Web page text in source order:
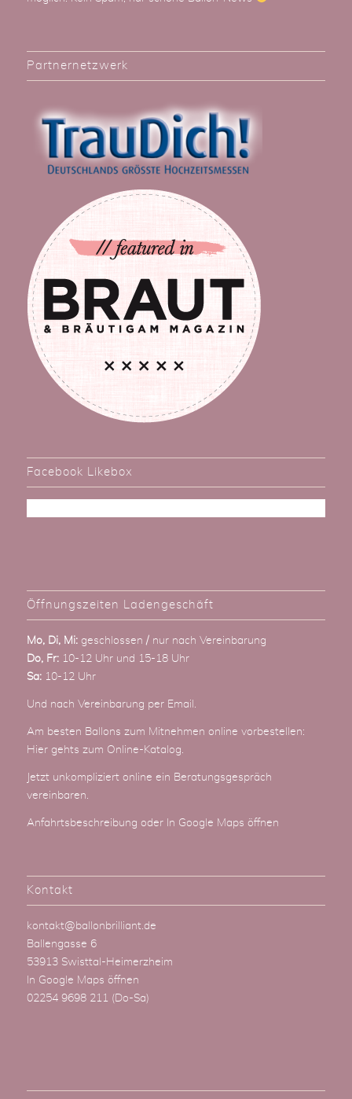
Partnernetzwerk
Facebook Likebox
Öffnungszeiten Ladengeschäft
Mo, Di, Mi:geschlossen / nur nach Vereinbarung
Do, Fr:10-12 Uhr und 15-18 Uhr
Sa:10-12 Uhr
Und nach Vereinbarung per Email .
Am besten Ballons zum Mitnehmen online vorbestellen:
Hier gehts zum Online-Katalog.
Jetzt unkompliziert online ein Beratungsgespräch
vereinbaren.
Anfahrtsbeschreibung oder In Google Maps öffnen
Kontakt
kontakt@ballonbrilliant.de
Ballengasse 6
53913 Swisttal-Heimerzheim
In Google Maps öffnen
02254 9698 211 (Do-Sa)